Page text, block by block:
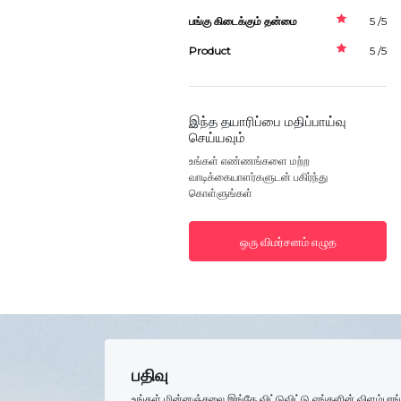
பங்கு கிடைக்கும் தன்மை 5 /5
Product 5 /5
இந்த தயாரிப்பை மதிப்பாய்வு
செய்யவும்
உங்கள் எண்ணங்களை மற்ற
வாடிக்கையாளர்களுடன் பகிர்ந்து
கொள்ளுங்கள்
ஒரு விமர்சனம் எழுத
பதிவு